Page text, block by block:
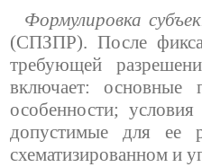
Формулировка
(СПЗПР). После
требующей
включает: основные
особенности;
допустимые для ее
схематизированном и